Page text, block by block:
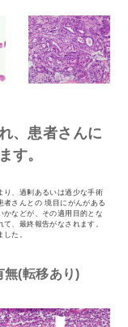
、患者さんに
す。
り、過剰あるいは過少な手術
者さんとの 境目にがんがある
かなどが、その適用目的とな
、最終報告がなされます。
た。
無(転移あり)